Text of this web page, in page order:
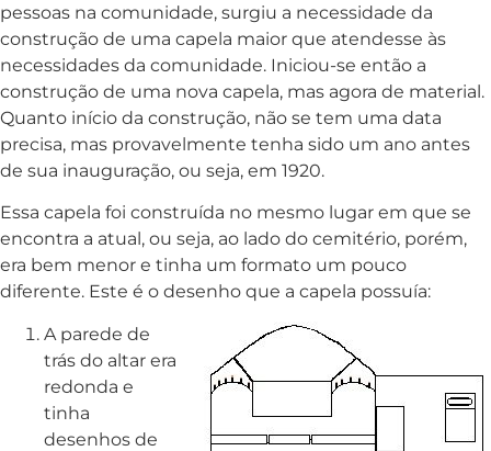
pessoas na comunidade, surgiu a necessidade da
construção de uma capela maior que atendesse às
necessidades da comunidade. Iniciou-se então a
construção de uma nova capela, mas agora de material.
Quanto início da construção, não se tem uma data
precisa, mas provavelmente tenha sido um ano antes
de sua inauguração, ou seja, em 1920.
Essa capela foi construída no mesmo lugar em que se
encontra a atual, ou seja, ao lado do cemitério, porém,
era bem menor e tinha um formato um pouco
diferente. Este é o desenho que a capela possuía:
A parede de
trás do altar era
redonda e
tinha
desenhos de